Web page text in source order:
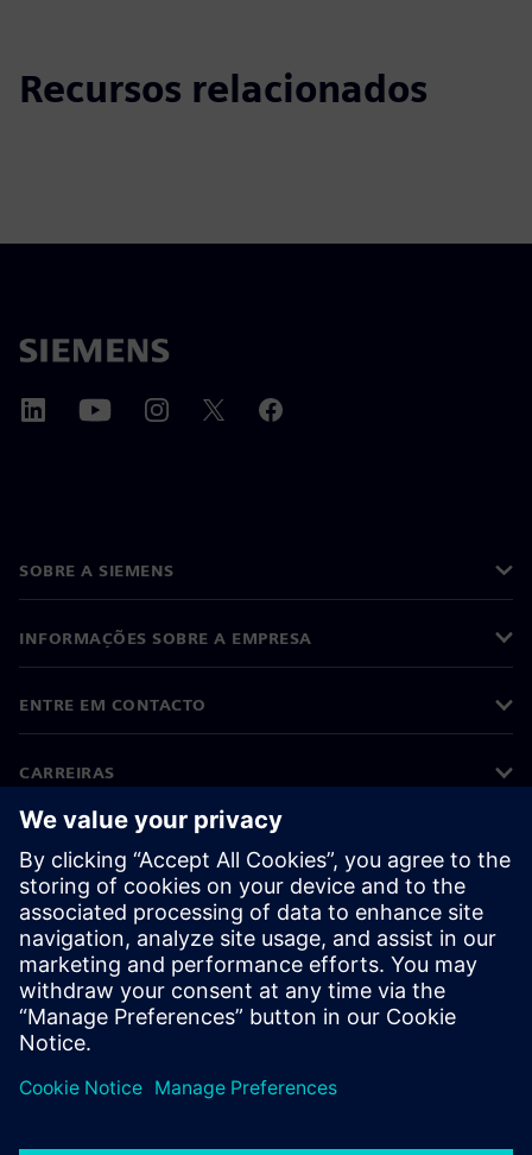
Recursos relacionados
SOBRE A SIEMENS
INFORMAÇÕES SOBRE A EMPRESA
ENTRE EM CONTACTO
CARREIRAS
©Siemens 2026
Informações corporativas
Aviso de privacidade
Aviso sobre cookies
Termos de utilização